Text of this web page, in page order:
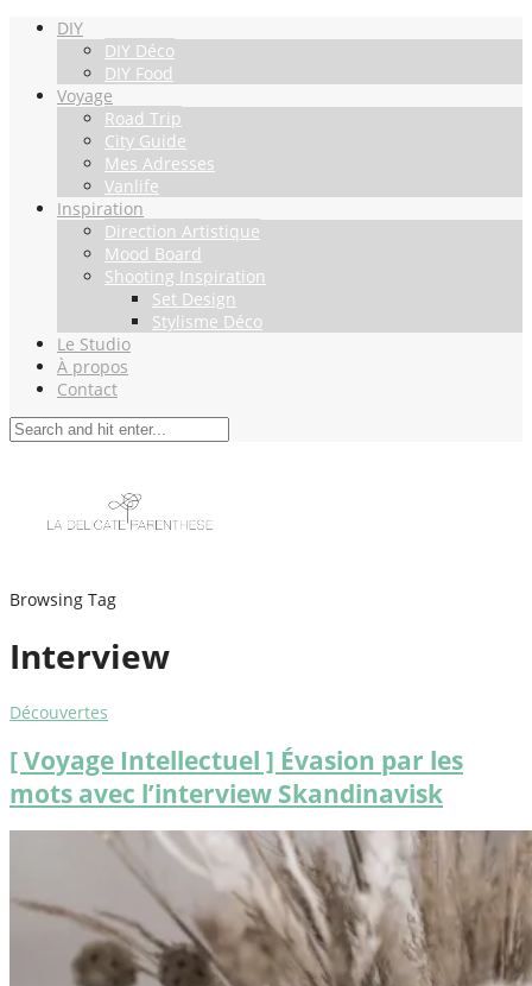
DIY
DIY Déco
DIY Food
Voyage
Road Trip
City Guide
Mes Adresses
Vanlife
Inspiration
Direction Artistique
Mood Board
Shooting Inspiration
Set Design
Stylisme Déco
Le Studio
À propos
Contact
Browsing Tag
Interview
Découvertes
[ Voyage Intellectuel ] Évasion par les
mots avec l’interview Skandinavisk